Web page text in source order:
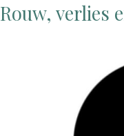
Rouw, verlies